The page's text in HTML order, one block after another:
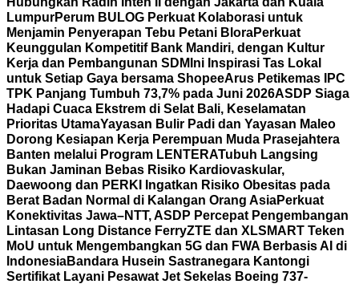
LumpurPerum BULOG Perkuat Kolaborasi untuk
Menjamin Penyerapan Tebu Petani BloraPerkuat
Keunggulan Kompetitif Bank Mandiri, dengan Kultur
Kerja dan Pembangunan SDM Ini Inspirasi Tas Lokal
untuk Setiap Gaya bersama ShopeeArus Petikemas IPC
TPK Panjang Tumbuh 73,7% pada Juni 2026ASDP Siaga
Hadapi Cuaca Ekstrem di Selat Bali, Keselamatan
Prioritas UtamaYayasan Bulir Padi dan Yayasan Maleo
Dorong Kesiapan Kerja Perempuan Muda Prasejahtera
Banten melalui Program LENTERATubuh Langsing
Bukan Jaminan Bebas Risiko Kardiovaskular,
Daewoong dan PERKI Ingatkan Risiko Obesitas pada
Berat Badan Normal di Kalangan Orang AsiaPerkuat
Konektivitas Jawa–NTT, ASDP Percepat Pengembangan
Lintasan Long Distance FerryZTE dan XLSMART Teken
MoU untuk Mengembangkan 5G dan FWA Berbasis AI di
IndonesiaBandara Husein Sastranegara Kantongi
Sertifikat Layani Pesawat Jet Sekelas Boeing 737-